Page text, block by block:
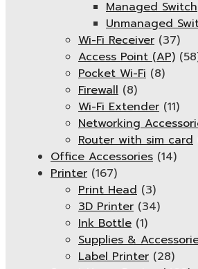
Managed Switch
Unmanaged
Wi-Fi Receiver (37)
Access Point (AP)
Pocket Wi-Fi (8)
Firewall (8)
Wi-Fi Extender (11)
Networking
Router with sim card
Office Accessories (14)
Printer (167)
Print Head (3)
3D Printer (34)
Ink Bottle (1)
Supplies &
Label Printer (28)